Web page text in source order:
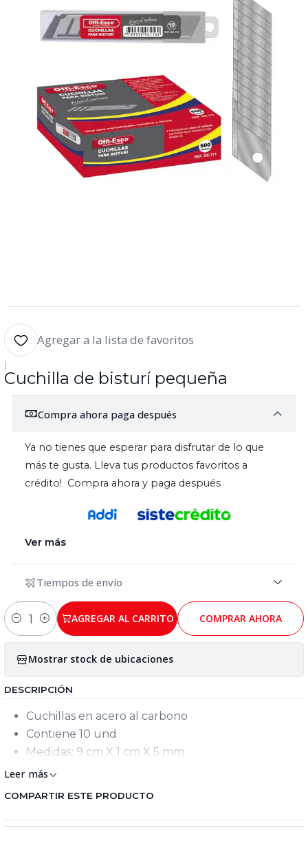
Agregar a la lista de favoritos
|
Cuchilla de bisturí pequeña
Compra ahora paga después
Ya no tienes que esperar para disfrutar de lo que
más te gusta. Lleva tus productos favoritos a
crédito! Compra ahora y paga después
Ver más
Tiempos de envío
Cantidad
AGREGAR AL CARRITO COMPRAR AHORA
Mostrar stock de ubicaciones
DESCRIPCIÓN
Cuchillas en acero al carbono
Contiene 10 und
Medidas: 9 cm X 1 cm X 5 mm
Leer más
COMPARTIR ESTE PRODUCTO